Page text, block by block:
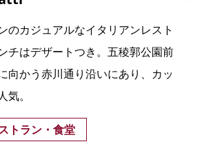
のカジュアルなイタリアンレスト
チはデザートつき。五稜郭公園前
向かう赤川通り沿いにあり、カッ
。
トラン・食堂